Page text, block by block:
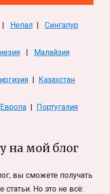
Непал| Сингапур
| Малайзия
| Казахстан
Европа | Португалия
на мой блог
вы сможете получать
Но это не всё: